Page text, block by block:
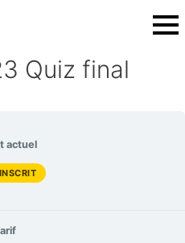
Quiz final
actuel